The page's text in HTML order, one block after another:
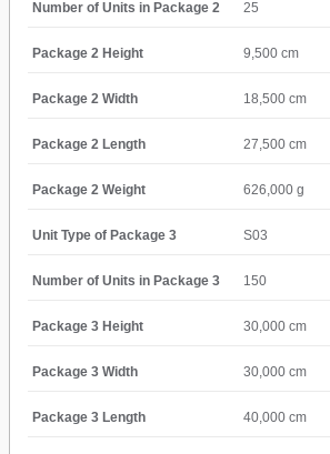
Number of Units in Package 2 25
Package 2 Height 9,500 cm
Package 2 Width 18,500 cm
Package 2 Length 27,500 cm
Package 2 Weight 626,000 g
Unit Type of Package 3 S03
Number of Units in Package 3 150
Package 3 Height 30,000 cm
Package 3 Width 30,000 cm
Package 3 Length 40,000 cm